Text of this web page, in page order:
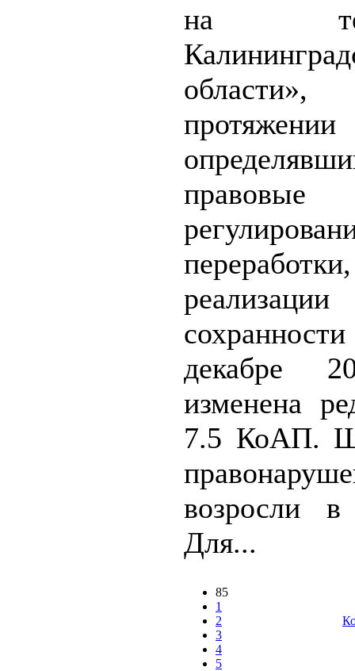
на
переработки,
декабре
изменена
7.5 КоАП.
возросли
Для...
85
1
2
3
4
5